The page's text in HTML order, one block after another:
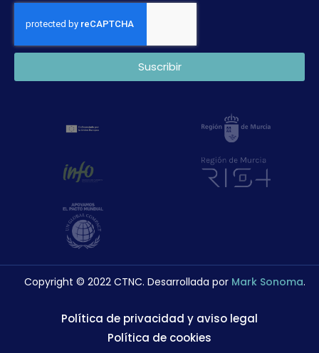
Suscribir
Copyright © 2022 CTNC. Desarrollada por Mark Sonoma.
Política de privacidad y aviso legal
Política de cookies